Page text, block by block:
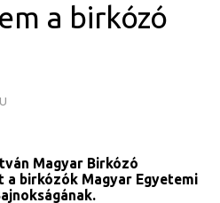
a birkózó
Magyar Birkózó
birkózók Magyar Egyetemi